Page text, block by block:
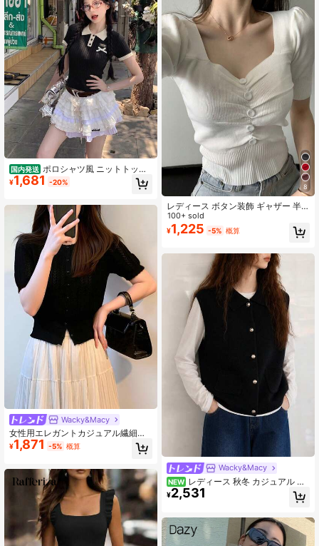
国内発送 ポロシャツ風 ニットトップ
ス レディース 半袖 リブ素材 リボン
装飾 配色カラー 韓国ファッション
¥1,681 -20%
Wacky&Macy
女性用エレガントカジュアル繊細ス
リミングメッシュレーストリム丸首
半袖トップ、夏用ブラック
¥1,871 -5% 概算
8
レディース ボタン装飾 ギャザー 半
袖 ニットトップ ホワイト 夏用
100+ sold
¥1,225 -5% 概算
Wacky&Macy
NEW レディース 秋冬 カジュアル ミ
ニマル 無地 ラペル ニット カーディ
ガンベスト
¥2,531